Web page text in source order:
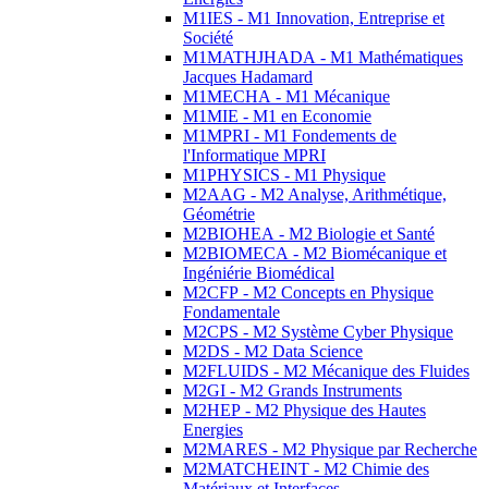
M1IES - M1 Innovation, Entreprise et
Société
M1MATHJHADA - M1 Mathématiques
Jacques Hadamard
M1MECHA - M1 Mécanique
M1MIE - M1 en Economie
M1MPRI - M1 Fondements de
l'Informatique MPRI
M1PHYSICS - M1 Physique
M2AAG - M2 Analyse, Arithmétique,
Géométrie
M2BIOHEA - M2 Biologie et Santé
M2BIOMECA - M2 Biomécanique et
Ingéniérie Biomédical
M2CFP - M2 Concepts en Physique
Fondamentale
M2CPS - M2 Système Cyber Physique
M2DS - M2 Data Science
M2FLUIDS - M2 Mécanique des Fluides
M2GI - M2 Grands Instruments
M2HEP - M2 Physique des Hautes
Energies
M2MARES - M2 Physique par Recherche
M2MATCHEINT - M2 Chimie des